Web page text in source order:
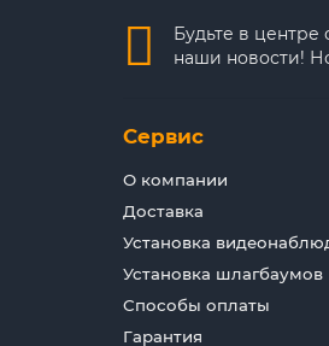
Будьте в
наши новости!
Сервис
О компании
Доставка
Установка
Установка шлагбаумов
Способы оплаты
Гарантия